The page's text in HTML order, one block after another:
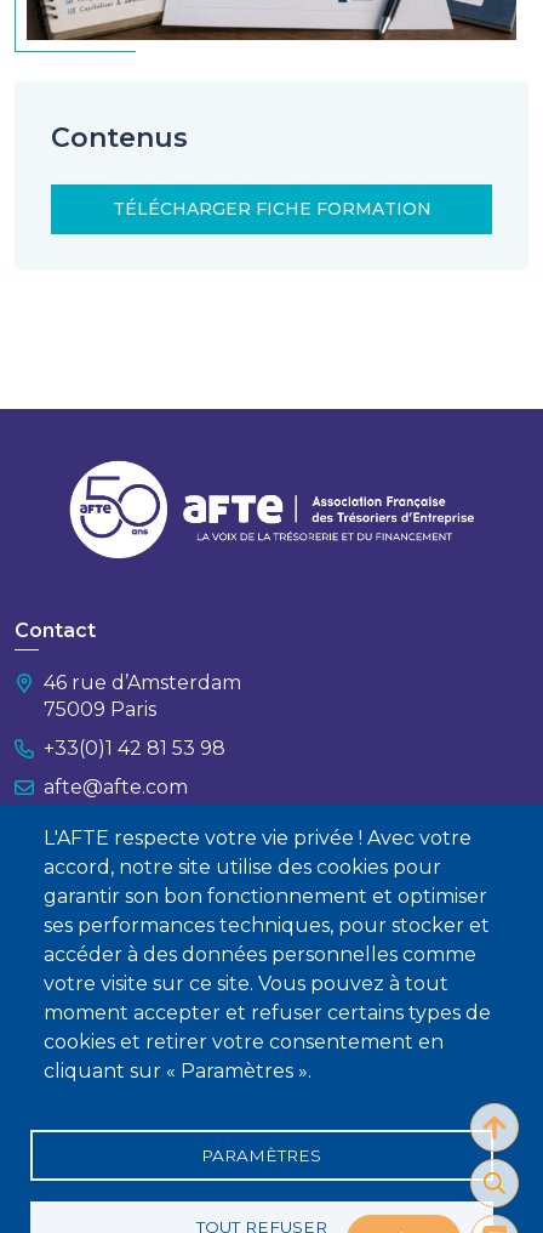
L'AFTE respecte votre vie privée ! Avec votre
accord, notre site utilise des cookies pour
garantir son bon fonctionnement et optimiser
ses performances techniques, pour stocker et
accéder à des données personnelles comme
votre visite sur ce site. Vous pouvez à tout
moment accepter et refuser certains types de
cookies et retirer votre consentement en
cliquant sur « Paramètres ».
PARAMÈTRES
TOUT REFUSER
Contenus
TÉLÉCHARGER FICHE FORMATION
Contact
46 rue d’Amsterdam
75009 Paris
+33(0)1 42 81 53 98
afte@afte.com
Nous contacter
À propos
Qui sommes-nous ?
Devenir membre
Mentions légales
Conditions générales de vente
Charte éthique